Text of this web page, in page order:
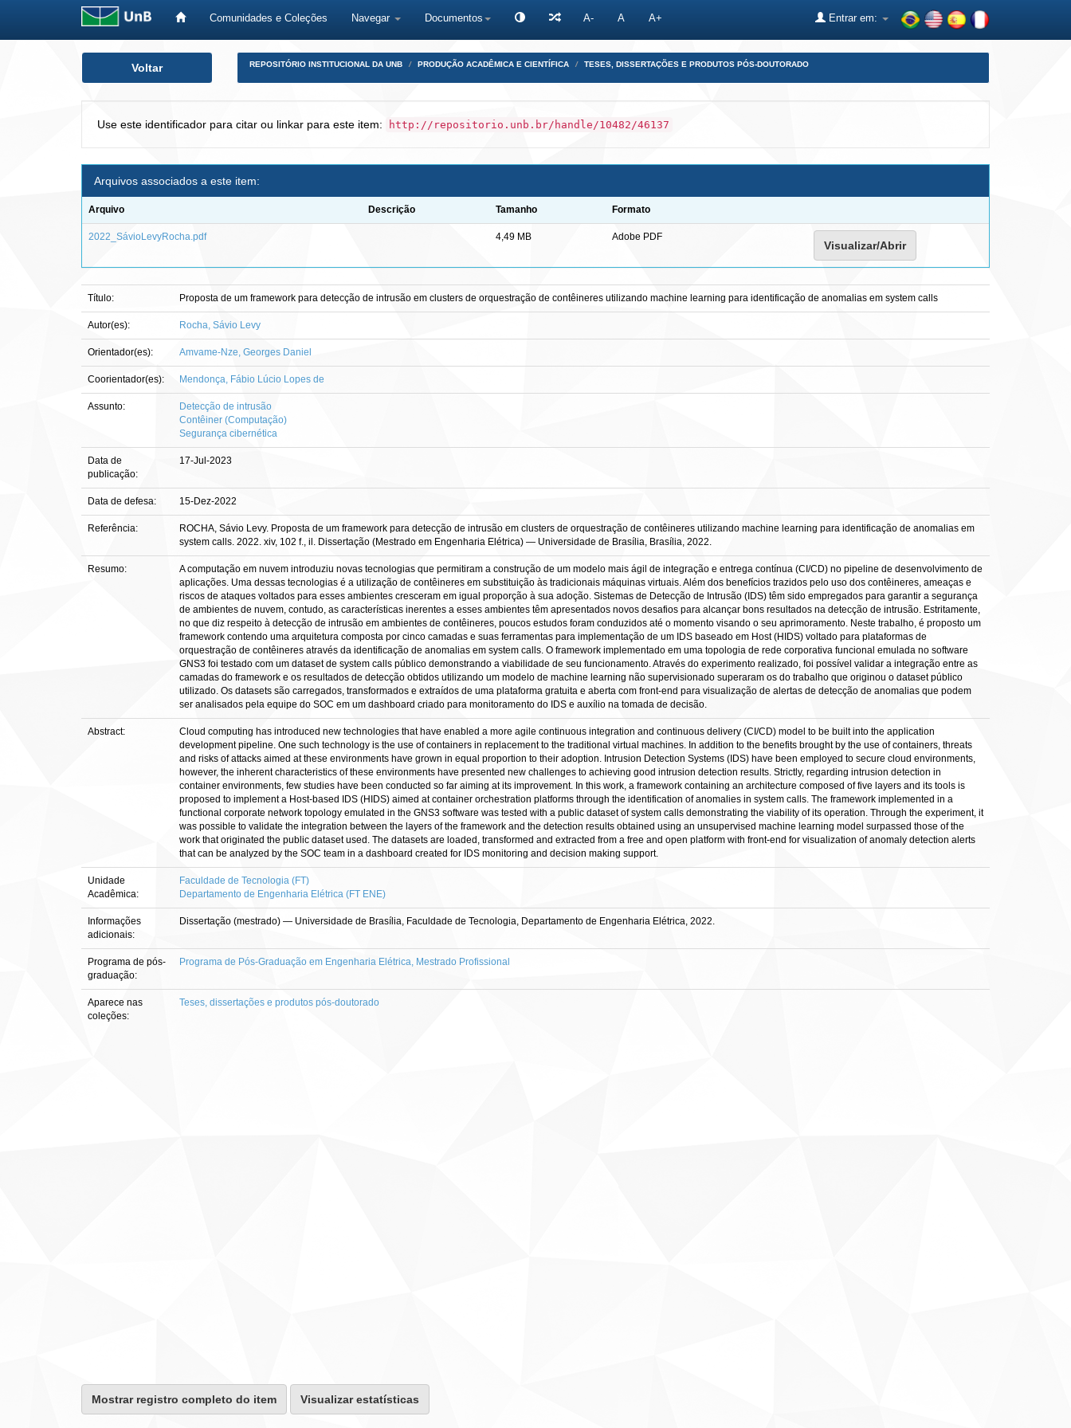
Comunidades e Coleções Navegar Documentos A- A A+ Entrar em:
Voltar REPOSITÓRIO INSTITUCIONAL DA UNB PRODUÇÃO ACADÊMICA E CIENTÍFICA TESES, DISSERTAÇÕES E PRODUTOS PÓS-DOUTORADO
Use este identificador para citar ou linkar para este item: http://repositorio.unb.br/handle/10482/46137
Arquivos associados a este item:
Arquivo Descrição Tamanho Formato
2022_SávioLevyRocha.pdf 4,49 MB Adobe PDF
Visualizar/Abrir
Título: Proposta de um framework para detecção de intrusão em clusters de orquestração de contêineres utilizando machine learning para identificação de anomalias em system calls
Autor(es): Rocha, Sávio Levy
Orientador(es): Amvame-Nze, Georges Daniel
Coorientador(es): Mendonça, Fábio Lúcio Lopes de
Assunto:
Detecção de intrusão
Contêiner (Computação)
Segurança cibernética
Data de
publicação:
17-Jul-2023
Data de defesa: 15-Dez-2022
Referência:
ROCHA, Sávio Levy. Proposta de um framework para detecção de intrusão em clusters de orquestração de contêineres utilizando machine learning para identificação de anomalias em
system calls. 2022. xiv, 102 f., il. Dissertação (Mestrado em Engenharia Elétrica) — Universidade de Brasília, Brasília, 2022.
Resumo:
A computação em nuvem introduziu novas tecnologias que permitiram a construção de um modelo mais ágil de integração e entrega contínua (CI/CD) no pipeline de desenvolvimento de
aplicações. Uma dessas tecnologias é a utilização de contêineres em substituição às tradicionais máquinas virtuais. Além dos benefícios trazidos pelo uso dos contêineres, ameaças e
riscos de ataques voltados para esses ambientes cresceram em igual proporção à sua adoção. Sistemas de Detecção de Intrusão (IDS) têm sido empregados para garantir a segurança
de ambientes de nuvem, contudo, as características inerentes a esses ambientes têm apresentados novos desafios para alcançar bons resultados na detecção de intrusão. Estritamente,
no que diz respeito à detecção de intrusão em ambientes de contêineres, poucos estudos foram conduzidos até o momento visando o seu aprimoramento. Neste trabalho, é proposto um
framework contendo uma arquitetura composta por cinco camadas e suas ferramentas para implementação de um IDS baseado em Host (HIDS) voltado para plataformas de
orquestração de contêineres através da identificação de anomalias em system calls. O framework implementado em uma topologia de rede corporativa funcional emulada no software
GNS3 foi testado com um dataset de system calls público demonstrando a viabilidade de seu funcionamento. Através do experimento realizado, foi possível validar a integração entre as
camadas do framework e os resultados de detecção obtidos utilizando um modelo de machine learning não supervisionado superaram os do trabalho que originou o dataset público
utilizado. Os datasets são carregados, transformados e extraídos de uma plataforma gratuita e aberta com front-end para visualização de alertas de detecção de anomalias que podem
ser analisados pela equipe do SOC em um dashboard criado para monitoramento do IDS e auxílio na tomada de decisão.
Abstract:
Cloud computing has introduced new technologies that have enabled a more agile continuous integration and continuous delivery (CI/CD) model to be built into the application
development pipeline. One such technology is the use of containers in replacement to the traditional virtual machines. In addition to the benefits brought by the use of containers, threats
and risks of attacks aimed at these environments have grown in equal proportion to their adoption. Intrusion Detection Systems (IDS) have been employed to secure cloud environments,
however, the inherent characteristics of these environments have presented new challenges to achieving good intrusion detection results. Strictly, regarding intrusion detection in
container environments, few studies have been conducted so far aiming at its improvement. In this work, a framework containing an architecture composed of five layers and its tools is
proposed to implement a Host-based IDS (HIDS) aimed at container orchestration platforms through the identification of anomalies in system calls. The framework implemented in a
functional corporate network topology emulated in the GNS3 software was tested with a public dataset of system calls demonstrating the viability of its operation. Through the experiment, it
was possible to validate the integration between the layers of the framework and the detection results obtained using an unsupervised machine learning model surpassed those of the
work that originated the public dataset used. The datasets are loaded, transformed and extracted from a free and open platform with front-end for visualization of anomaly detection alerts
that can be analyzed by the SOC team in a dashboard created for IDS monitoring and decision making support.
Unidade
Acadêmica:
Faculdade de Tecnologia (FT)
Departamento de Engenharia Elétrica (FT ENE)
Informações
adicionais:
Dissertação (mestrado) — Universidade de Brasília, Faculdade de Tecnologia, Departamento de Engenharia Elétrica, 2022.
Programa de pós-
graduação:
Programa de Pós-Graduação em Engenharia Elétrica, Mestrado Profissional
Aparece nas
coleções:
Teses, dissertações e produtos pós-doutorado
Mostrar registro completo do item Visualizar estatísticas